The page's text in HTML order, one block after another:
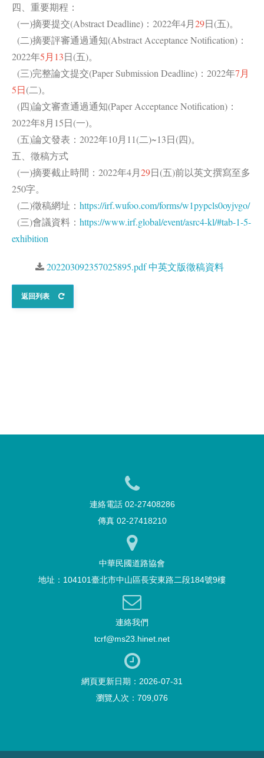
四、重要期程：
(一)摘要提交(Abstract Deadline)：2022年4月29日(五)。
(二)摘要評審通過通知(Abstract Acceptance Notification)：
2022年5月13日(五)。
(三)完整論文提交(Paper Submission Deadline)：2022年7月
5日(二)。
(四)論文審查通過通知(Paper Acceptance Notification)：
2022年8月15日(一)。
(五)論文發表：2022年10月11(二)~13日(四)。
五、徵稿方式
(一)摘要截止時間：2022年4月29日(五)前以英文撰寫至多
250字。
(二)徵稿網址： https://irf.wufoo.com/forms/w1pypcls0oyjvgo/
(三)會議資料： https://www.irf.global/event/asrc4-kl/#tab-1-5-
exhibition
202203092357025895.pdf 中英文版徵稿資料
返回列表
連絡電話 02-27408286
傳真 02-27418210
中華民國道路協會
地址：104101臺北市中山區長安東路二段184號9樓
連絡我們
tcrf@ms23.hinet.net
網頁更新日期：2026-07-31
瀏覽人次：709,076